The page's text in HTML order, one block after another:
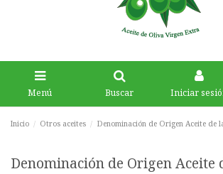
Menú Buscar Iniciar
Inicio Otros aceites Denominación de Origen Aceite de
Denominación de Origen Aceite